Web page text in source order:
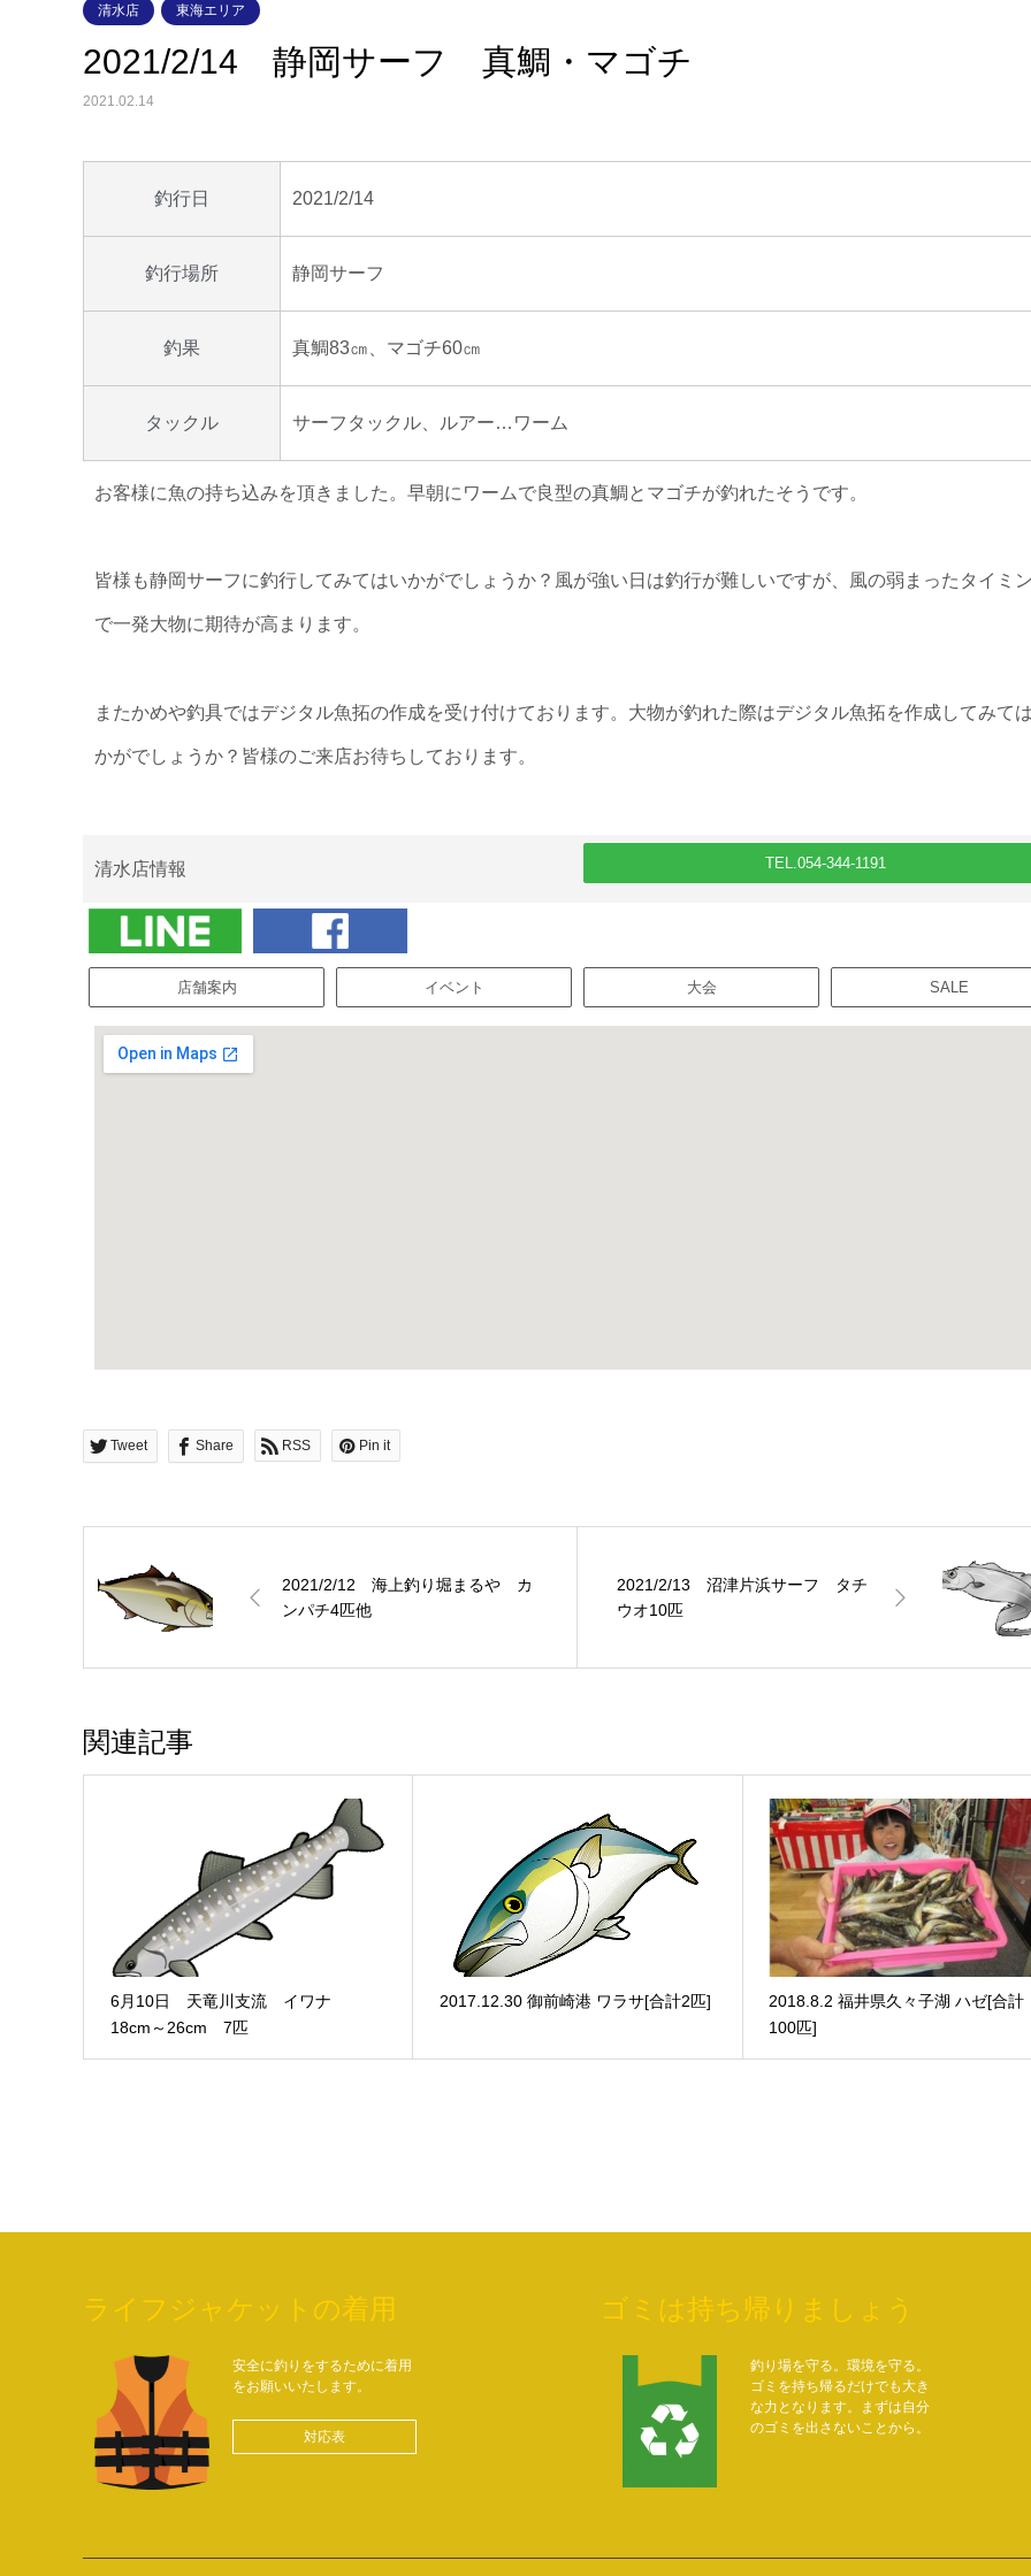
清水店 東海エリア
2021/2/14 静岡サーフ 真鯛・マゴチ
2021.02.14
釣行日 2021/2/14
釣行場所 静岡サーフ
釣果 真鯛83㎝、マゴチ60㎝
タックル サーフタックル、ルアー…ワーム
お客様に魚の持ち込みを頂きました。早朝にワームで良型の真鯛とマゴチが釣れたそうです。
皆様も静岡サーフに釣行してみてはいかがでしょうか？風が強い日は釣行が難しいですが 、風の弱まったタイミ
で一発大物に期待が高まります。
またかめや釣具ではデジタル魚拓の作成を受け付けております。大物が釣れた際はデジタル魚拓を作成してみて
かがでしょうか？皆様のご来店お待ちしております。
清水店情報 TEL.054-344-1191
店舗案内 イベント 大会 SALE
Tweet Share RSS Pin it
2021/2/12 海上釣り堀まるや カ
ンパチ4匹他
2021/2/13 沼津片浜サーフ タチ
ウオ10匹
関連記事
6月10日 天竜川支流 イワナ
18cm～26cm 7匹
2017.12.30 御前崎港 ワラサ[合計2匹]
2018.8.2 福井県久々子湖 ハゼ[合計
100匹]
ライフジャケットの着用
安全に釣りをするために着用
をお願いいたします。
対応表
ゴミは持ち帰りましょう
釣り場を守る。環境を守る。
ゴミを持ち帰るだけでも大き
な力となります。まずは自分
のゴミを出さないことから。